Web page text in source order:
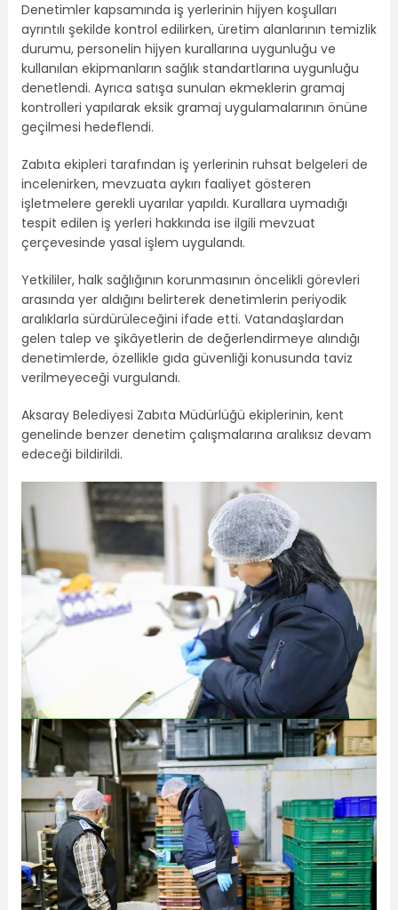
Denetimler kapsamında iş yerlerinin hijyen koşulları
ayrıntılı şekilde kontrol edilirken, üretim alanlarının temizlik
durumu, personelin hijyen kurallarına uygunluğu ve
kullanılan ekipmanların sağlık standartlarına uygunluğu
denetlendi. Ayrıca satışa sunulan ekmeklerin gramaj
kontrolleri yapılarak eksik gramaj uygulamalarının önüne
geçilmesi hedeflendi.
Zabıta ekipleri tarafından iş yerlerinin ruhsat belgeleri de
incelenirken, mevzuata aykırı faaliyet gösteren
işletmelere gerekli uyarılar yapıldı. Kurallara uymadığı
tespit edilen iş yerleri hakkında ise ilgili mevzuat
çerçevesinde yasal işlem uygulandı.
Yetkililer, halk sağlığının korunmasının öncelikli görevleri
arasında yer aldığını belirterek denetimlerin periyodik
aralıklarla sürdürüleceğini ifade etti. Vatandaşlardan
gelen talep ve şikâyetlerin de değerlendirmeye alındığı
denetimlerde, özellikle gıda güvenliği konusunda taviz
verilmeyeceği vurgulandı.
Aksaray Belediyesi Zabıta Müdürlüğü ekiplerinin, kent
genelinde benzer denetim çalışmalarına aralıksız devam
edeceği bildirildi.